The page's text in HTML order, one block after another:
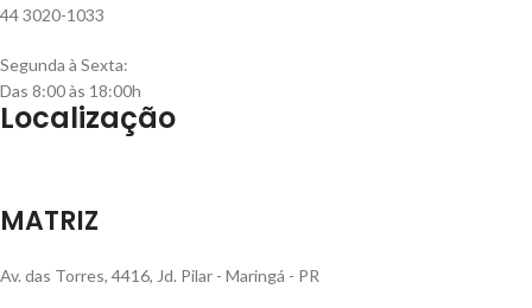
44 3020-1033
Segunda à Sexta:
Das 8:00 às 18:00h
Localização
MATRIZ
Av. das Torres, 4416, Jd. Pilar - Maringá - PR